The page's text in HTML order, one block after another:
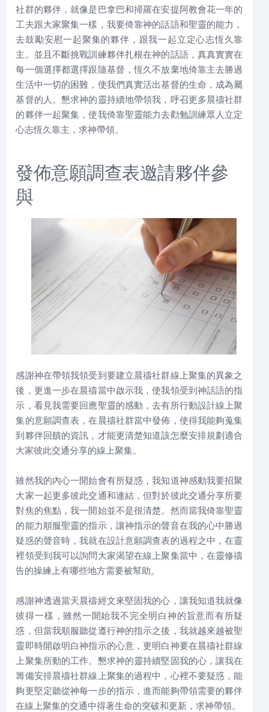
社群的夥伴，就像是巴拿巴和掃羅在安提阿教會花一年的
工夫跟大家聚集一樣，我要倚靠神的話語和聖靈的能力，
去鼓勵安慰一起聚集的夥伴，跟我一起立定心志恆久靠
主。並且不斷挑戰訓練夥伴扎根在神的話語，真真實實在
每一個選擇都選擇跟隨基督，恆久不放棄地倚靠主去勝過
生活中一切的困難，使我們真實活出基督的生命，成為屬
基督的人。懇求神的靈持續地帶領我，呼召更多晨禱社群
的夥伴一起聚集，使我倚靠聖靈能力去勸勉訓練眾人立定
心志恆久靠主，求神帶領。
發佈意願調查表邀請夥伴參
與
感謝神在帶領我領受到要建立晨禱社群線上聚集的異象之
後，更進一步在晨禱當中啟示我，使我領受到神話語的指
示，看見我需要回應聖靈的感動，去有所行動設計線上聚
集的意願調查表，在晨禱社群當中發佈，使得我能夠蒐集
到夥伴回饋的資訊，才能更清楚知道該怎麼安排規劃適合
大家彼此交通分享的線上聚集。
雖然我的內心一開始會有所疑惑，我知道神感動我要招聚
大家一起更多彼此交通和連結，但對於彼此交通分享所要
對焦的焦點，我一開始並不是很清楚。然而當我倚靠聖靈
的能力順服聖靈的指示，讓神指示的聲音在我的心中勝過
疑惑的聲音時，我就在設計意願調查表的過程之中，在靈
裡領受到我可以詢問大家渴望在線上聚集當中，在靈修禱
告的操練上有哪些地方需要被幫助。
感謝神透過當天晨禱經文來堅固我的心，讓我知道我就像
彼得一樣，雖然一開始我不完全明白神的旨意而有所疑
惑，但當我順服聽從遵行神的指示之後，我就越來越被聖
靈即時開啟明白神指示的心意，更明白神要在晨禱社群線
上聚集所動的工作。懇求神的靈持續堅固我的心，讓我在
籌備安排晨禱社群線上聚集的過程中，心裡不要疑惑，能
夠更堅定聽從神每一步的指示，進而能夠帶領需要的夥伴
在線上聚集的交通中得著生命的突破和更新，求神帶領。